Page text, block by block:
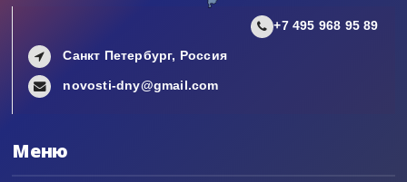
+7 495 968 95 89
Санкт Петербург, Россия
novosti-dny@gmail.com
Меню